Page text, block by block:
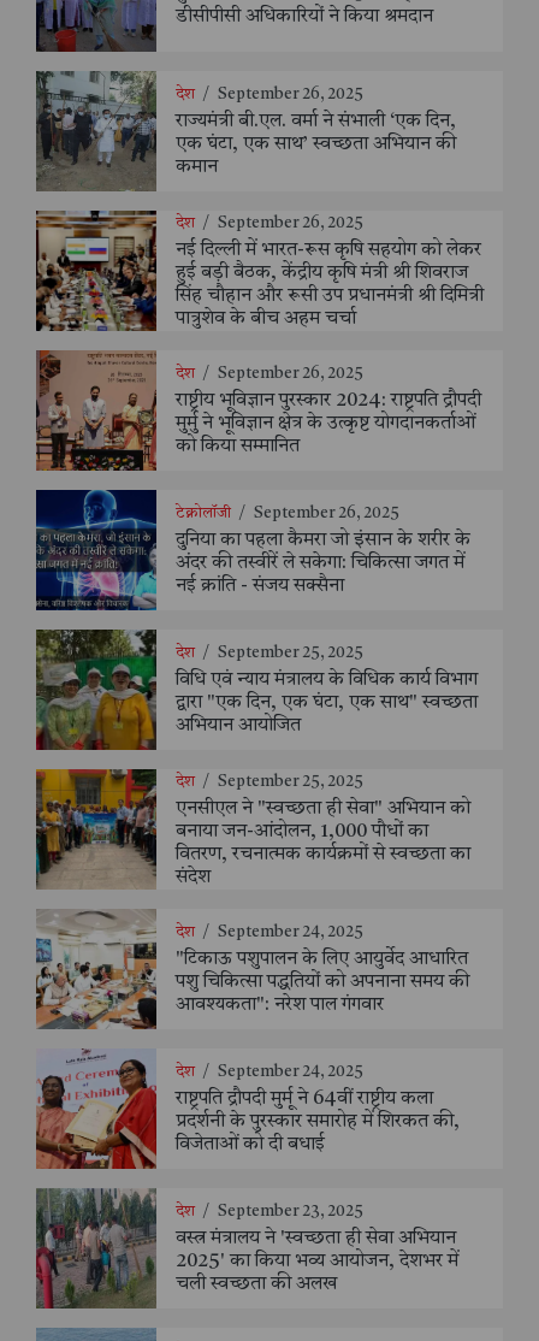
डीसीपीसी अधिकारियों ने किया श्रमदान
देश / September 26, 2025
राज्यमंत्री बी.एल. वर्मा ने संभाली ‘एक दिन,
एक घंटा, एक साथ’ स्वच्छता अभियान की
कमान
देश / September 26, 2025
नई दिल्ली में भारत-रूस कृषि सहयोग को लेकर
हुई बड़ी बैठक, केंद्रीय कृषि मंत्री श्री शिवराज
सिंह चौहान और रूसी उप प्रधानमंत्री श्री दिमित्री
पात्रुशेव के बीच अहम चर्चा
देश / September 26, 2025
राष्ट्रीय भूविज्ञान पुरस्कार 2024: राष्ट्रपति द्रौपदी
मुर्मु ने भूविज्ञान क्षेत्र के उत्कृष्ट योगदानकर्ताओं
को किया सम्मानित
टेक्नोलॉजी / September 26, 2025
दुनिया का पहला कैमरा जो इंसान के शरीर के
अंदर की तस्वीरें ले सकेगा: चिकित्सा जगत में
नई क्रांति - संजय सक्सैना
देश / September 25, 2025
विधि एवं न्याय मंत्रालय के विधिक कार्य विभाग
द्वारा "एक दिन, एक घंटा, एक साथ" स्वच्छता
अभियान आयोजित
देश / September 25, 2025
एनसीएल ने "स्वच्छता ही सेवा" अभियान को
बनाया जन-आंदोलन, 1,000 पौधों का
वितरण, रचनात्मक कार्यक्रमों से स्वच्छता का
संदेश
देश / September 24, 2025
"टिकाऊ पशुपालन के लिए आयुर्वेद आधारित
पशु चिकित्सा पद्धतियों को अपनाना समय की
आवश्यकता": नरेश पाल गंगवार
देश / September 24, 2025
राष्ट्रपति द्रौपदी मुर्मू ने 64वीं राष्ट्रीय कला
प्रदर्शनी के पुरस्कार समारोह में शिरकत की,
विजेताओं को दी बधाई
देश / September 23, 2025
वस्त्र मंत्रालय ने 'स्वच्छता ही सेवा अभियान
2025' का किया भव्य आयोजन, देशभर में
चली स्वच्छता की अलख